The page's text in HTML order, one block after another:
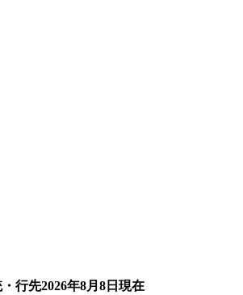
・行先2026年8月8日 現在